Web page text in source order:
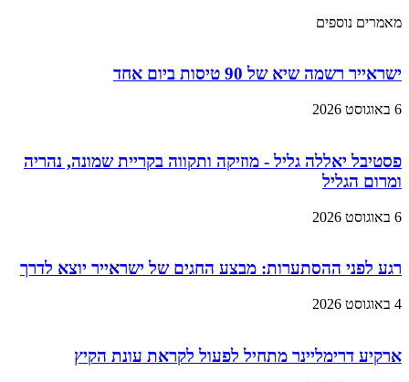
מאמרים נוספים
ישראייר רשמה שיא של 90 טיסות ביום אחד
6 באוגוסט 2026
פסטיבל יאללה גליל - מוזיקה ותקווה בקריית שמונה, נהריה
ומרום הגליל
6 באוגוסט 2026
רגע לפני ההסתערות: מבצע החגים של ישראייר יוצא לדרך
4 באוגוסט 2026
ארקיע דרימליינר מתחיל לפעול לקראת עונת הקיץ